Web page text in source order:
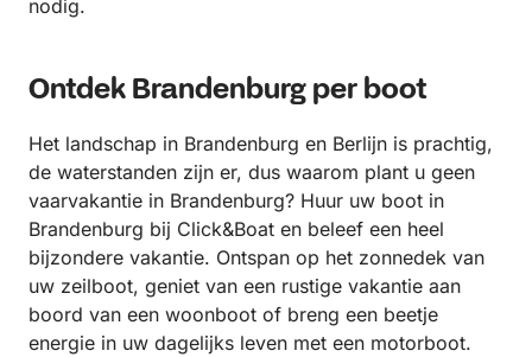
nodig.
Ontdek Brandenburg per boot
Het landschap in Brandenburg en Berlijn is prachtig,
de waterstanden zijn er, dus waarom plant u geen
vaarvakantie in Brandenburg? Huur uw boot in
Brandenburg bij Click&Boat en beleef een heel
bijzondere vakantie. Ontspan op het zonnedek van
uw zeilboot, geniet van een rustige vakantie aan
boord van een woonboot of breng een beetje
energie in uw dagelijks leven met een motorboot.